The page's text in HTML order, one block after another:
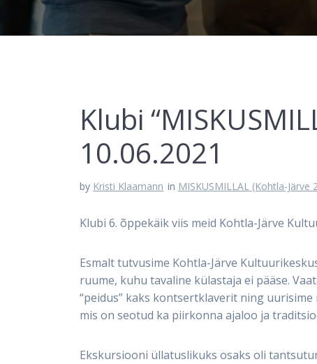
Klubi
10.06.2021
by Kristi Klaamann in MISKUSMILLAL (Kohtla-Järve
Klubi 6. õppekäik viis meid Kohtla-Järve
Esmalt tutvusime Kohtla-Järve
ruume, kuhu tavaline külastaja ei pääse.
“peidus” kaks kontsertklaverit ning
mis on seotud ka piirkonna ajaloo ja
Ekskursiooni üllatuslikuks osaks oli